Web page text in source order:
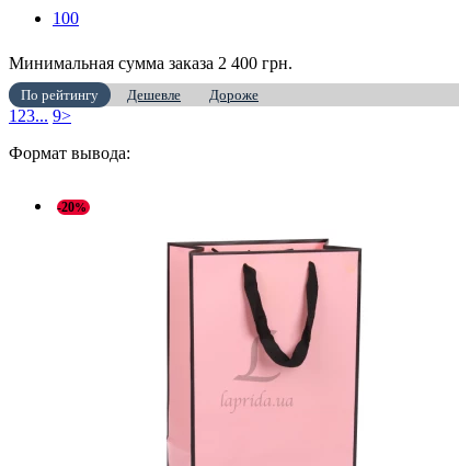
100
Минимальная сумма заказа 2 400 грн.
По рейтингу Дешевле Дороже
1 23... 9>
Формат вывода:
-20